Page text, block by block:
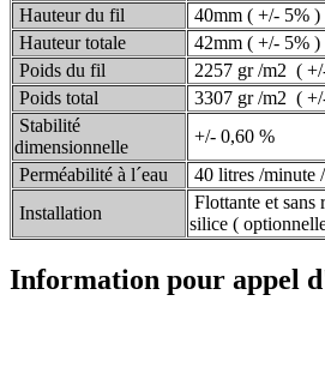
Hauteur du fil
40mm ( +/- 5% )
Hauteur totale
42mm ( +/- 5% )
Poids du fil
2257 gr /m2 (
Poids total
3307 gr /m2 (
Stabilité
dimensionnelle
+/- 0,60 %
Perméabilité à l´eau
40 litres /minute
Installation
Flottante et sans
silice (
Information pour appel